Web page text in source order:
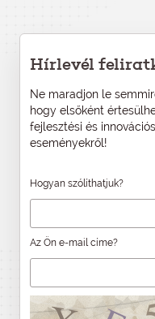
Hírlevél
Ne maradjon le
hogy elsőként
fejlesztési és
eseményekről!
Hogyan szólíthatjuk?
Az Ön e-mail címe?